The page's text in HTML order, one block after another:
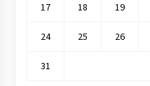
17 18 19
24 25 26
31